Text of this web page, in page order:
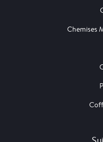
Chemises